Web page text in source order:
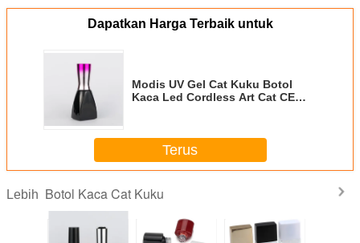
Dapatkan Harga Terbaik untuk
Modis UV Gel Cat Kuku Botol
Kaca Led Cordless Art Cat CE
Terus
Lebih Botol Kaca Cat Kuku